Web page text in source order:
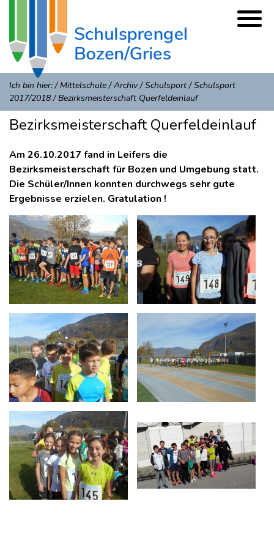
Ich bin hier:/Mittelschule/Archiv/Schulsport/Schulsport
2017/2018/Bezirksmeisterschaft Querfeldeinlauf
Bezirksmeisterschaft Querfeldeinlauf
Am 26.10.2017 fand in Leifers die
Bezirksmeisterschaft für Bozen und Umgebung statt.
Die Schüler/Innen konnten durchwegs sehr gute
Ergebnisse erzielen. Gratulation !